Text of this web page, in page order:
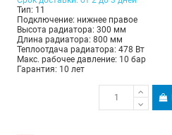
Тип: 11
Подключение: нижнее правое
Высота радиатора: 300 мм
Длина радиатора: 800 мм
Теплоотдача радиатора: 478 Вт
Макс. рабочее давление: 10 бар
Гарантия: 10 лет